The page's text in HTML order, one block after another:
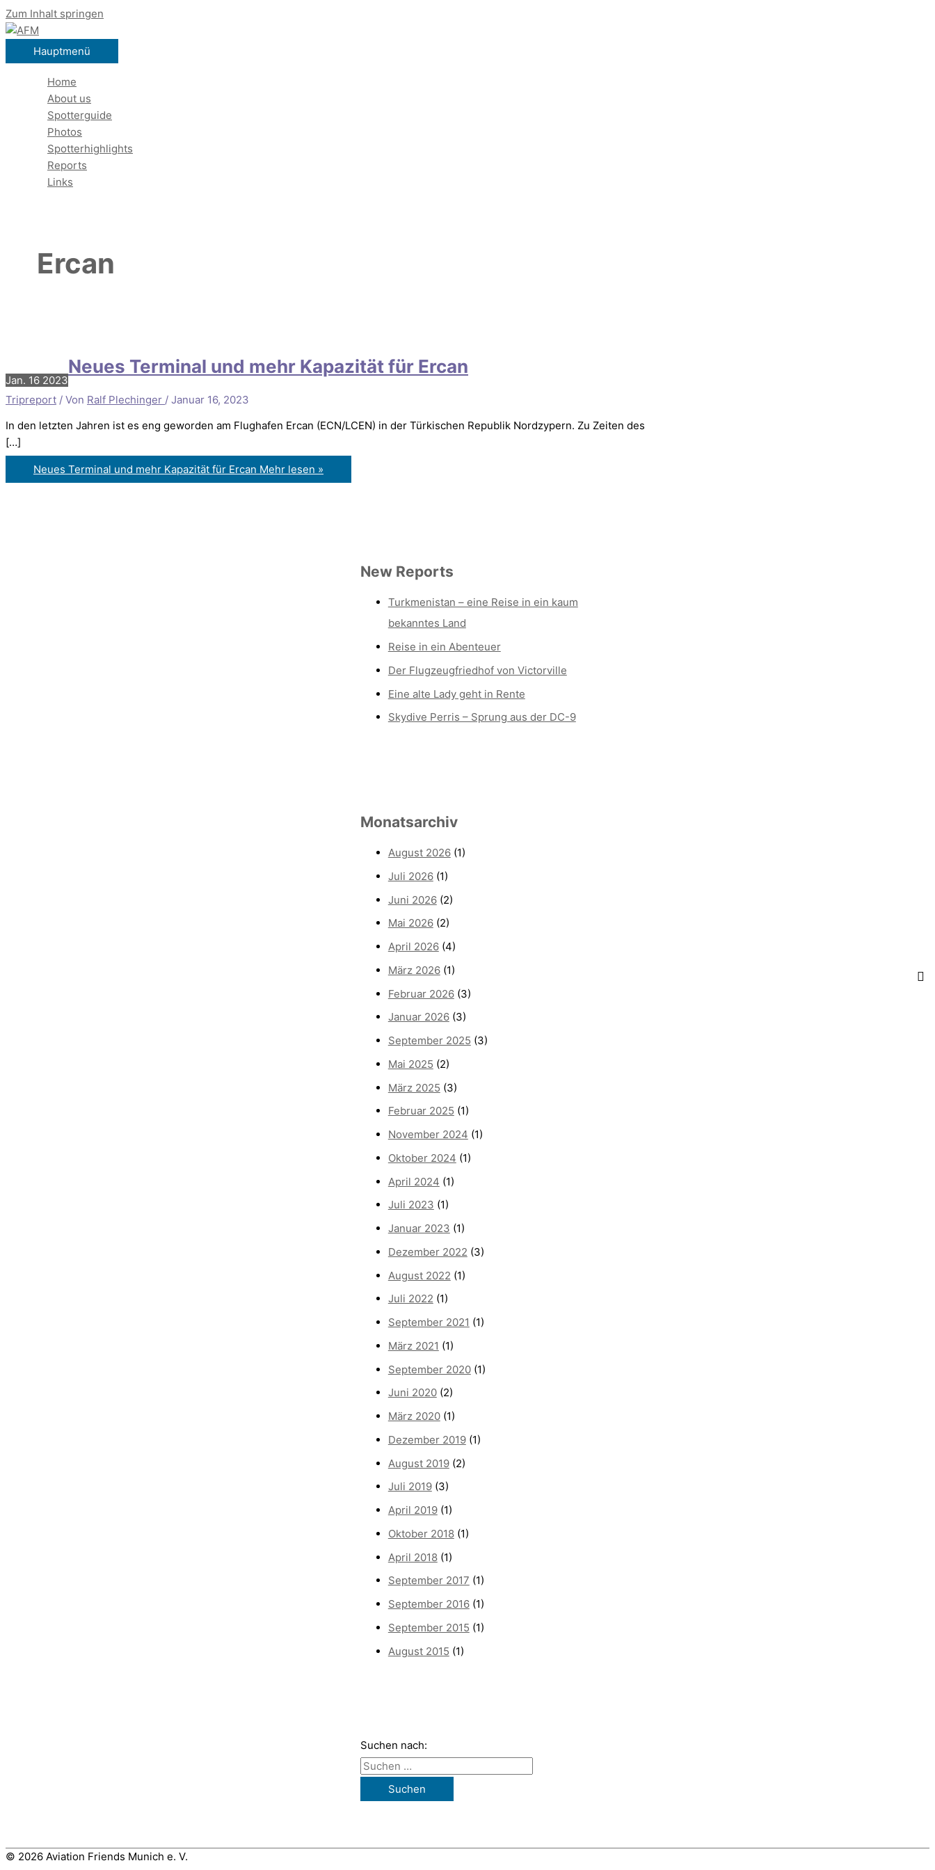
Zum Inhalt springen
Hauptmenü
Home
About us
Spotterguide
Photos
Spotterhighlights
Reports
Links
Ercan
Jan. 16 2023
Neues Terminal und mehr Kapazität für Ercan
Tripreport / Von Ralf Plechinger / Januar 16, 2023
In den letzten Jahren ist es eng geworden am Flughafen Ercan (ECN/LCEN) in der Türkischen Republik Nordzypern. Zu Zeiten des
[…]
Neues Terminal und mehr Kapazität für Ercan Mehr lesen »
New Reports
Turkmenistan – eine Reise in ein kaum
bekanntes Land
Reise in ein Abenteuer
Der Flugzeugfriedhof von Victorville
Eine alte Lady geht in Rente
Skydive Perris – Sprung aus der DC-9
Monatsarchiv
August 2026(1)
Juli 2026(1)
Juni 2026(2)
Mai 2026(2)
April 2026(4)
März 2026(1)
Februar 2026(3)
Januar 2026(3)
September 2025 (3)
Mai 2025 (2)
März 2025 (3)
Februar 2025 (1)
November 2024 (1)
Oktober 2024 (1)
April 2024 (1)
Juli 2023 (1)
Januar 2023 (1)
Dezember 2022 (3)
August 2022 (1)
Juli 2022 (1)
September 2021 (1)
März 2021 (1)
September 2020(1)
Juni 2020(2)
März 2020(1)
Dezember 2019(1)
August 2019(2)
Juli 2019(3)
April 2019(1)
Oktober 2018(1)
April 2018(1)
September 2017 (1)
September 2016(1)
September 2015 (1)
August 2015 (1)
Suchen nach:
© 2026 Aviation Friends Munich e. V.